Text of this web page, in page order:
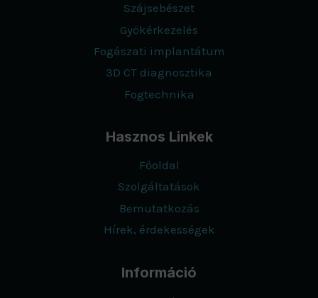
Szájsebészet
Gyökérkezelés
Fogászati implantátum
3D CT diagnosztika
Fogtechnika
Hasznos Linkek
Főoldal
Szolgáltatások
Bemutatkozás
Hírek, érdekességek
Információ